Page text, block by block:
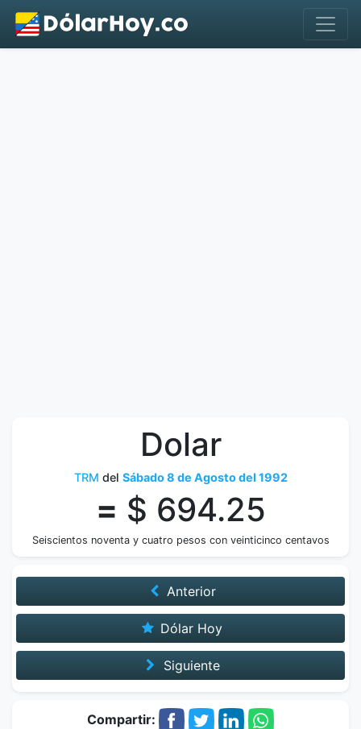
Dolar
TRM del Sábado 8 de Agosto del 1992
= $ 694.25
Seiscientos noventa y cuatro pesos con veinticinco centavos
Anterior
Dólar Hoy
Siguiente
Compartir: